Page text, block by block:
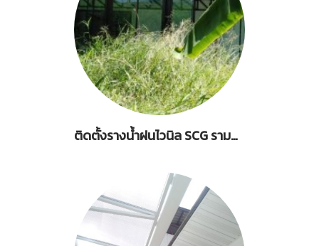
ติดตั้งรางน้ำฝนไวนิล SCG รามคำแหง 10